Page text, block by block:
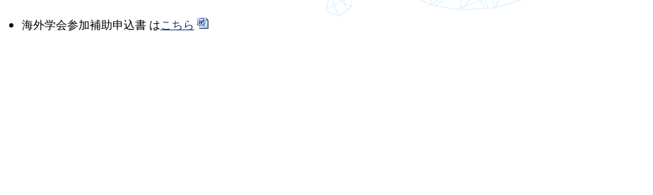
海外学会参加補助申込書 はこちら